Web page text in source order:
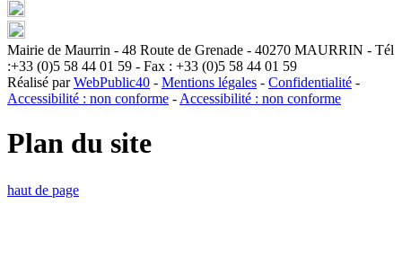
Mairie de Maurrin - 48 Route de Grenade - 40270 MAURRIN - Tél
:+33 (0)5 58 44 01 59 - Fax : +33 (0)5 58 44 01 59
Réalisé parWebPublic40 - Mentions légales - Confidentialité -
Accessibilité : non conforme -Accessibilité : non conforme
Plan du site
haut de page